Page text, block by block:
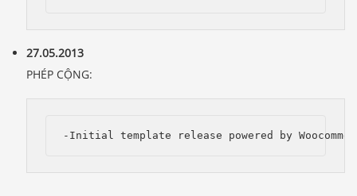
27.05.2013
PHÉP CỘNG:
-Initial template release powered by